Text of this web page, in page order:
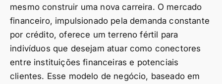
mesmo construir uma nova carreira. O mercado
financeiro, impulsionado pela demanda constante
por crédito, oferece um terreno fértil para
indivíduos que desejam atuar como conectores
entre instituições financeiras e potenciais
clientes. Esse modelo de negócio, baseado em